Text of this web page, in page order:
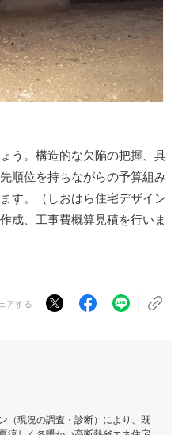
う。構造的な欠陥の把握、具
順位を持ちながらの予算組み
す。（しおはら住宅デザイン
成、工事費概算見積を行いま
アする
（現況の調査・診断）により、既